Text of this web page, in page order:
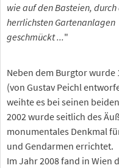
wie auf den Basteien, durch
herrlichsten Gartenanlagen
geschmückt ..."
Neben dem Burgtor wurde
(von Gustav Peichl
weihte es bei seinen
2002 wurde seitlich des
monumentales Denkmal
und Gendarmen errichtet.
Im Jahr 2008 fand in